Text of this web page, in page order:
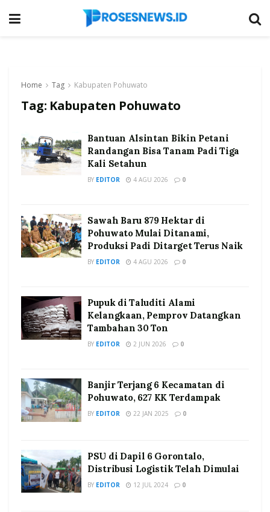
Home Tag Kabupaten Pohuwato
Tag: Kabupaten Pohuwato
Bantuan Alsintan Bikin Petani
Randangan Bisa Tanam Padi Tiga
Kali Setahun
BY EDITOR 4 AGU 2026 0
Sawah Baru 879 Hektar di
Pohuwato Mulai Ditanami,
Produksi Padi Ditarget Terus Naik
BY EDITOR 4 AGU 2026 0
Pupuk di Taluditi Alami
Kelangkaan, Pemprov Datangkan
Tambahan 30 Ton
BY EDITOR 2 JUN 2026 0
Banjir Terjang 6 Kecamatan di
Pohuwato, 627 KK Terdampak
BY EDITOR 22 JAN 2025 0
PSU di Dapil 6 Gorontalo,
Distribusi Logistik Telah Dimulai
BY EDITOR 12 JUL 2024 0